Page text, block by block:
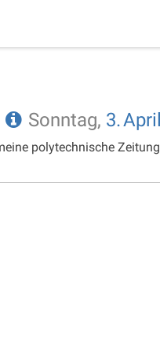
Sonntag, 3.April
polytechnische Zeitung